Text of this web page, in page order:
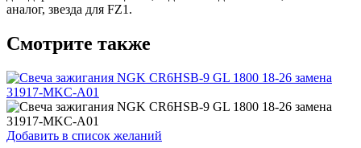
аналог, звезда для FZ1.
Смотрите также
Добавить в список желаний